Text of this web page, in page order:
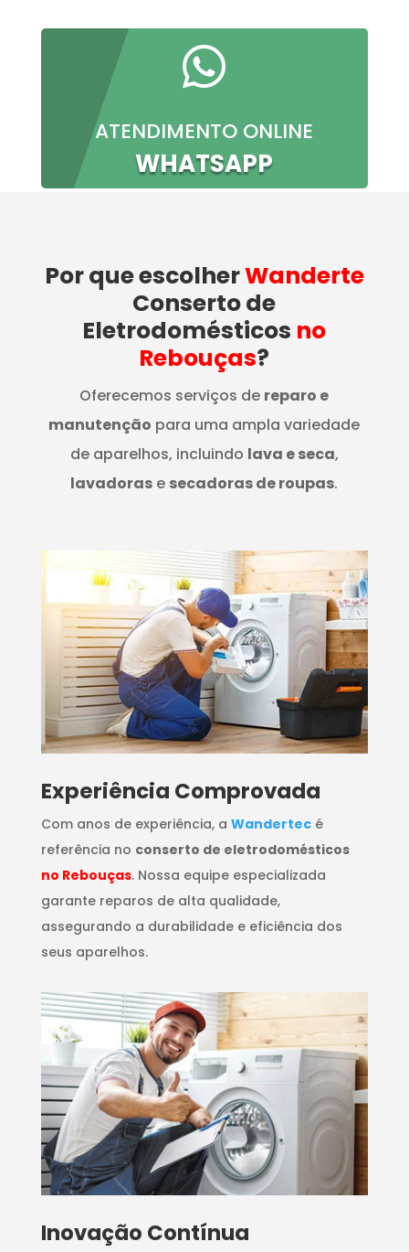

ATENDIMENTO ONLINE
WHATSAPP
Por que escolherWanderte
Conserto de
Eletrodomésticos no
Rebouças?
Oferecemos serviços de reparo e
manutenção para uma ampla variedade
de aparelhos, incluindo lava e seca,
lavadoras e secadoras de roupas.
​Experiência Comprovada
Com anos de experiência, a Wandertecé
referência no conserto de eletrodomésticos
no Rebouças. Nossa equipe especializada
garante reparos de alta qualidade,
assegurando a durabilidade e eficiência dos
seus aparelhos.
Inovação Contínua